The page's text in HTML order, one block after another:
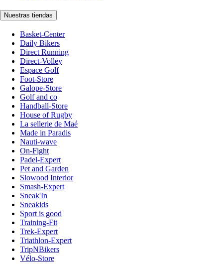
Nuestras tiendas
Basket-Center
Daily Bikers
Direct Running
Direct-Volley
Espace Golf
Foot-Store
Galope-Store
Golf and co
Handball-Store
House of Rugby
La sellerie de Maé
Made in Paradis
Nauti-wave
On-Fight
Padel-Expert
Pet and Garden
Slowood Interior
Smash-Expert
Sneak'In
Sneakids
Sport is good
Training-Fit
Trek-Expert
Triathlon-Expert
TripNBikers
Vélo-Store